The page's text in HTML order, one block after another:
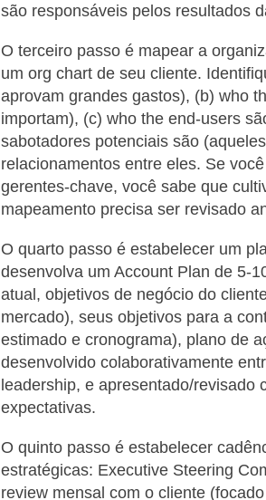
são responsáveis pelos resultados
O terceiro passo é mapear a
um org chart de seu cliente.
aprovam grandes gastos), (b) who
importam), (c) who the end-users
sabotadores potenciais são
relacionamentos entre eles. Se
gerentes-chave, você sabe que
mapeamento precisa ser revisado
O quarto passo é estabelecer um
desenvolva um Account Plan de 5-
atual, objetivos de negócio do
mercado), seus objetivos para a
estimado e cronograma), plano de
desenvolvido colaborativamente
leadership, e apresentado/
expectativas.
O quinto passo é estabelecer
estratégicas: Executive Steering
review mensal com o cliente